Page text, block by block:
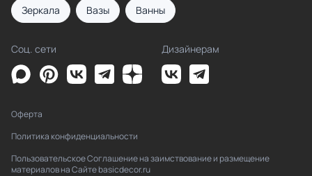
Зеркала Вазы Ванны
Соц. сети Дизайнерам
Оферта
Политика конфиденциальности
Пользовательское Соглашение на заимствование и размещение
материалов на Сайте basicdecor.ru